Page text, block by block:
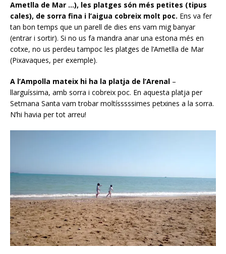
Ametlla de Mar …), les platges són més petites (tipus
cales), de sorra fina i l’aigua cobreix molt poc. Ens va fer
tan bon temps que un parell de dies ens vam mig banyar
(entrar i sortir). Si no us fa mandra anar una estona més en
cotxe, no us perdeu tampoc les platges de l’Ametlla de Mar
(Pixavaques, per exemple).
A l’Ampolla mateix hi ha la platja de l’Arenal –
llarguíssima, amb sorra i cobreix poc. En aquesta platja per
Setmana Santa vam trobar moltísssssimes petxines a la sorra.
N’hi havia per tot arreu!